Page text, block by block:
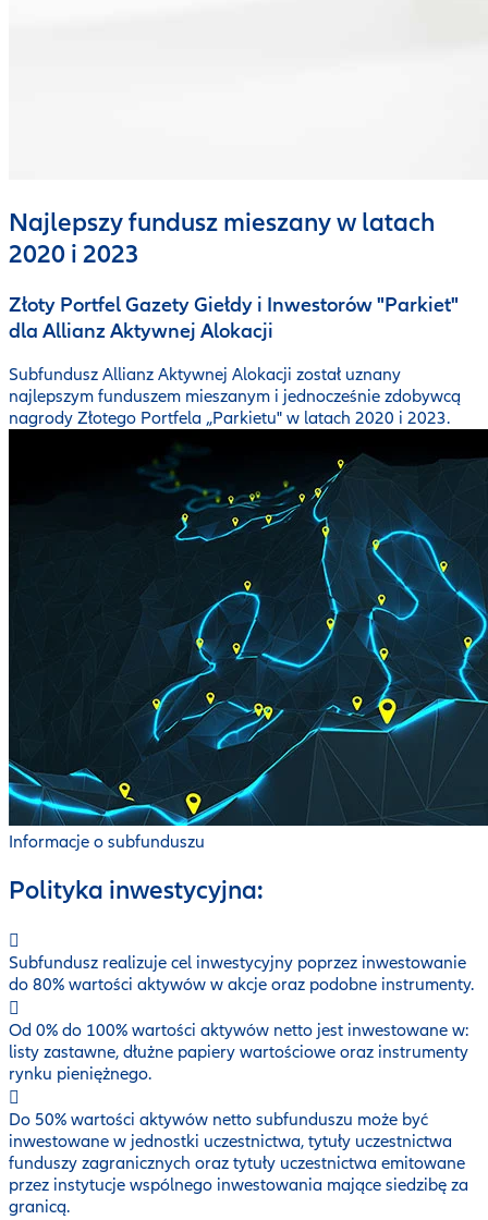
Najlepszy fundusz mieszany w latach
2020 i 2023
Złoty Portfel Gazety Giełdy i Inwestorów "Parkiet"
dla Allianz Aktywnej Alokacji
Subfundusz Allianz Aktywnej Alokacji został uznany
najlepszym funduszem mieszanym i jednocześnie zdobywcą
nagrody Złotego Portfela „Parkietu" w latach 2020 i 2023.
Informacje o subfunduszu
Polityka inwestycyjna:
Subfundusz realizuje cel inwestycyjny poprzez inwestowanie
do 80% wartości aktywów w akcje oraz podobne instrumenty.
Od 0% do 100% wartości aktywów netto jest inwestowane w:
listy zastawne, dłużne papiery wartościowe oraz instrumenty
rynku pieniężnego.
Do 50% wartości aktywów netto subfunduszu może być
inwestowane w jednostki uczestnictwa, tytuły uczestnictwa
funduszy zagranicznych oraz tytuły uczestnictwa emitowane
przez instytucje wspólnego inwestowania mające siedzibę za
granicą.